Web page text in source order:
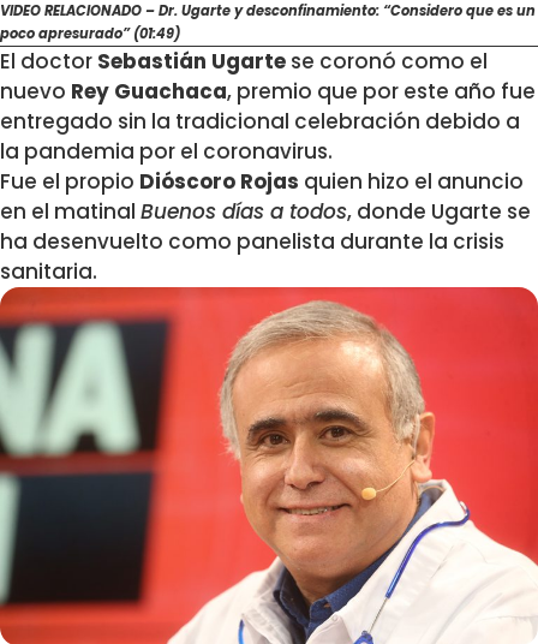
VIDEO RELACIONADO – Dr. Ugarte y desconfinamiento: “Considero que es un
poco apresurado” (01:49)
El doctor Sebastián Ugarte se coronó como el
nuevo Rey Guachaca, premio que por este año fue
entregado sin la tradicional celebración debido a
la pandemia por el coronavirus.
Fue el propio Dióscoro Rojas quien hizo el anuncio
en el matinal Buenos días a todos, donde Ugarte se
ha desenvuelto como panelista durante la crisis
sanitaria.